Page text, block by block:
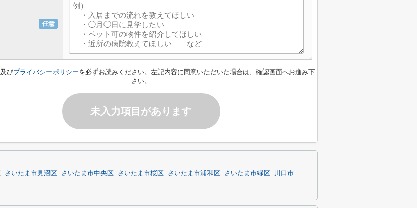
任意
及びプライバシーポリシーを必ずお読みください。左記内容に同意いただいた場合は、確認画面へお進み下
さい。
未入力項目があります
さいたま市見沼区 さいたま市中央区 さいたま市桜区 さいたま市浦和区 さいたま市緑区
川口市